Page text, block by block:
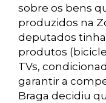
sobre os bens
produzidos na
deputados
produtos
TVs,
garantir a
Braga decidiu